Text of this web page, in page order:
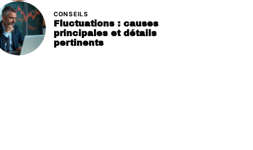
CONSEILS
Fluctuations : causes
principales et détails
pertinents